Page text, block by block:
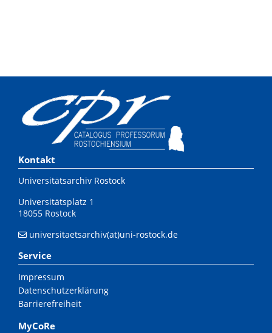
Kontakt
Universitätsarchiv Rostock
Universitätsplatz 1
18055 Rostock
universitaetsarchiv(at)uni-rostock.de
Service
Impressum
Datenschutzerklärung
Barrierefreiheit
MyCoRe